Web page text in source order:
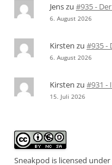
Jenszu #935 -
6. August 2026
Kirsten zu #935 -
6. August 2026
Kirsten zu #931 -
15. Juli 2026
Sneakpod is licensed under